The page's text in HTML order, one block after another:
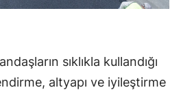
sıklıkla kullandığı
altyapı ve iyileştirme